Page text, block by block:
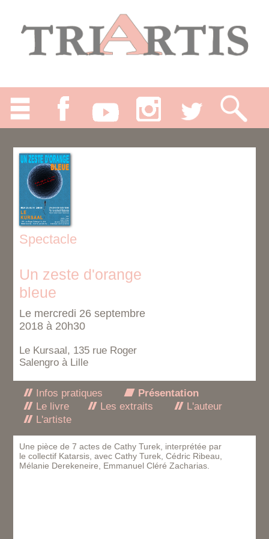
Spectacle
Un zeste d'orange
bleue
Le mercredi 26 septembre
2018 à 20h30
Le Kursaal, 135 rue Roger
Salengro à Lille
Infos pratiques
Présentation
Le livre
Les extraits
L'auteur
L'artiste
Une pièce de 7 actes de Cathy Turek, interprétée par
le collectif Katarsis, avec Cathy Turek, Cédric Ribeau,
Mélanie Derekeneire, Emmanuel Cléré Zacharias.